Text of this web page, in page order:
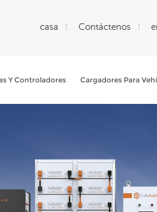
casa Contáctenos
Y Controladores Cargadores Para